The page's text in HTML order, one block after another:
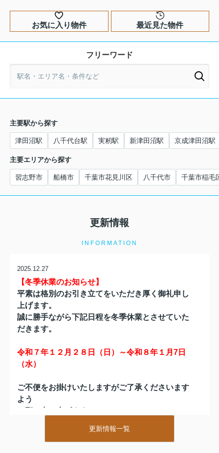
お気に入り物件 最近見た物件
フリーワード
主要駅から探す
津田沼駅 八千代台駅 実籾駅 新津田沼駅 京成津田沼駅
主要エリアから探す
習志野市 船橋市 千葉市花見川区 八千代市 千葉市稲毛
更新情報
INFORMATION
2025.12.27
【冬季休業のお知らせ】
平素は格別のお引き立てをいただき厚く御礼申し
上げます。
誠に勝手ながら下記日程を冬季休業とさせていた
だきます。
令和７年１２月２８日（日）～令和８年１月7 日
（水）
ご不便をお掛けいたしますがご了承くださいます
よう
2025.12.27
更新情報一覧